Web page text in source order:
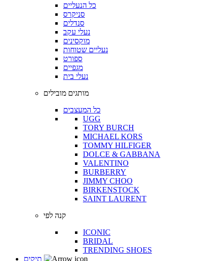
כל הנעליים
סניקרס
סנדלים
נעלי עקב
מוקסינים
נעליים שטוחות
ספורט
מגפיים
נעלי בית
מותגים מובילים
כל המעצבים
UGG
TORY BURCH
MICHAEL KORS
TOMMY HILFIGER
DOLCE & GABBANA
VALENTINO
BURBERRY
JIMMY CHOO
BIRKENSTOCK
SAINT LAURENT
קנה לפי
ICONIC
BRIDAL
TRENDING SHOES